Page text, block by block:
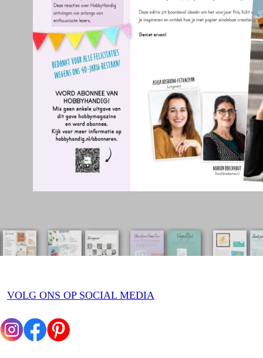
VOLG ONS OP SOCIAL MEDIA